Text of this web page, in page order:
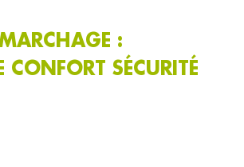
:
CONFORT SÉCURITÉ